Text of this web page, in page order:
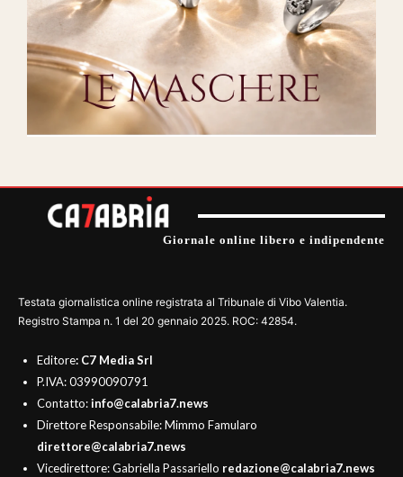
Giornale online libero e indipendente
Testata giornalistica online registrata al Tribunale di Vibo Valentia.
Registro Stampa n. 1 del 20 gennaio 2025. ROC: 42854.
Editore: C7 Media Srl
P.IVA: 03990090791
Contatto:info@calabria7.news
Direttore Responsabile: Mimmo Famularo
direttore@calabria7.news
Vicedirettore: Gabriella Passariello redazione@calabria7.news